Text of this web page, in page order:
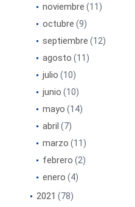
noviembre (11)
octubre (9)
septiembre (12)
agosto (11)
julio (10)
junio (10)
mayo (14)
abril (7)
marzo (11)
febrero (2)
enero (4)
2021 (78)